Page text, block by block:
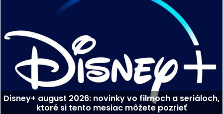
Disney+ august 2026: novinky vo filmoch a seriáloch,
ktoré si tento mesiac môžete pozrieť